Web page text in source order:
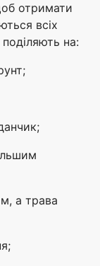
отримати
всіх
поділяють на:
а трава